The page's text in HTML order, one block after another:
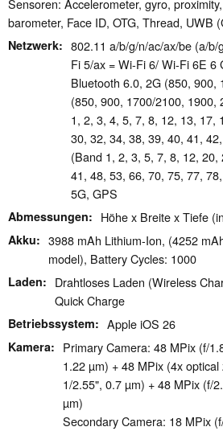
Sensoren: Accelerometer, gyro,
barometer, Face ID, OTG, Thread, UWB
Netzwerk
802.11 a/​b/​g/​n/​ac/​ax/​be (a/
Fi 5/ax = Wi-Fi 6/ Wi-Fi 6E 6
Bluetooth 6.0, 2G (850, 900,
(850, 900, 1700/2100, 1900,
1, 2, 3, 4, 5, 7, 8, 12, 13, 17,
30, 32, 34, 38, 39, 40, 41,
(Band 1, 2, 3, 5, 7, 8, 12,
41, 48, 53, 66, 70, 75, 77,
5G, GPS
Abmessungen Höhe x Breite x Tiefe
Akku
3988 mAh Lithium-Ion, (4252
model), Battery Cycles: 1000
Laden
Drahtloses Laden (Wireless
Quick Charge
Betriebssystem Apple iOS 26
Kamera
Primary Camera: 48 MPix (f/
1.22 µm) + 48 MPix (4x
1/2.55", 0.7 µm) + 48 MPix (f/
µm)
Secondary Camera: 18 MPix